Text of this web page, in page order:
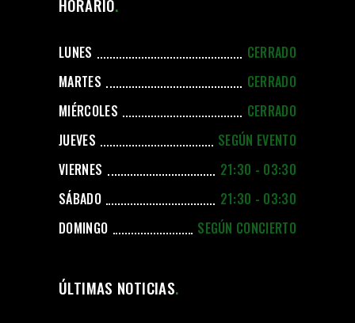
HORARIO
LUNES
CERRADO
MARTES
CERRADO
MIÉRCOLES
CERRADO
JUEVES
SEGÚN EVENTO
VIERNES
21:30 - 03:30
SÁBADO
21:30 - 03:30
DOMINGO
SEGÚN CONCIERTO
ÚLTIMAS NOTICIAS